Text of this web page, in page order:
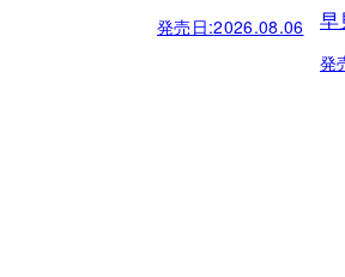
発売日:2026.08.06 早
発